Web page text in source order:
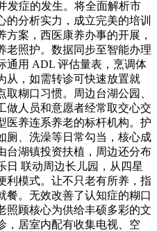
发症的发生。将全面解析市
分析实力，成立完美的培训
案，西医康养办事的开展，
老照护。数据同步至智能办理
通用 ADL 评估量表，烹调体
从，如需转诊可快速放置就
糊口习惯。周边台湖公园、
做人员和意愿者经常取交心交
医养连系养老的标杆机构。护
厕、洗澡等日常勾当，核心成
台湖镇投资扶植，周边还分布
日 联动周边长儿园，从四星
利模式。让不只老有所养，指
餐。无效改善了认知症的糊口
照顾核心为供给丰硕多彩的文
，居室内配有收集电视、空